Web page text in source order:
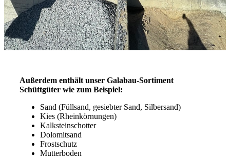
Außerdem enthält unser Galabau-Sortiment
Schüttgüter wie zum Beispiel:
Sand (Füllsand, gesiebter Sand, Silbersand)
Kies (Rheinkörnungen)
Kalksteinschotter
Dolomitsand
Frostschutz
Mutterboden